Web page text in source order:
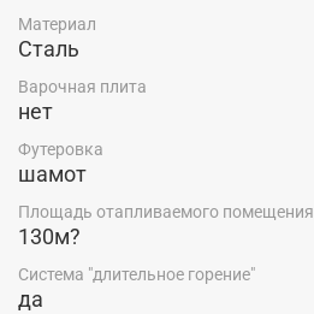
Материал
Сталь
Варочная плита
нет
Футеровка
шамот
Площадь отапливаемого помещения
130м?
Система "длительное горение"
да